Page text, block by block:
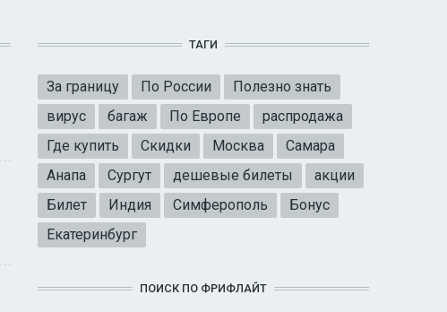
ТАГИ
За границу По России
Полезно знать
вирус
багаж По Европе
распродажа
Где купить
Скидки Москва
Самара
Анапа
Сургут дешевые билеты
акции
Билет
Индия Симферополь
Бонус
Екатеринбург
ПОИСК ПО ФРИФЛАЙТ